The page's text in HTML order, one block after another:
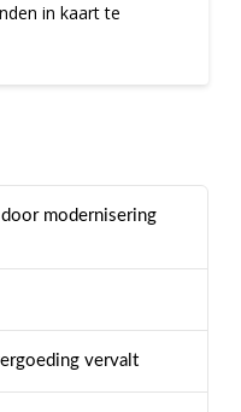
in kaart te
modernisering
vervalt